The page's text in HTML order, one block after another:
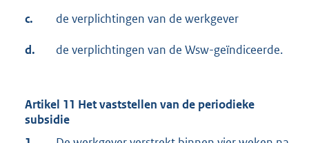
c. de verplichtingen van de werkgever
d. de verplichtingen van de Wsw-geïndiceerde.
Artikel 11 Het vaststellen van de periodieke
subsidie